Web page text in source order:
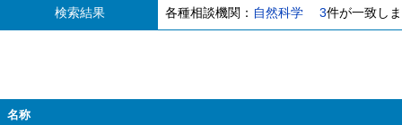
検索結果 各種相談機関： 自然科学 3件が一致し
名称